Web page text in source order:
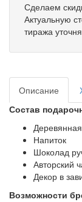
Сделаем
Актуальную
тиража
Описание
Состав
Напиток
Шоколад
Авторский
Декор в
Возможности